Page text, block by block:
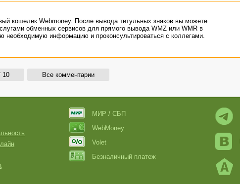
кошелек Webmoney. После вывода титульных знаков вы можете
обменных сервисов для прямого вывода WMZ или WMR в
информацию и проконсультироваться с коллегами.
10 Все комментарии
МИР / СБП
WebMoney
Volet
Безналичный платеж